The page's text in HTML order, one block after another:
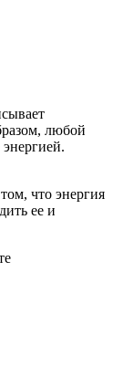
любой
что энергия
ее и